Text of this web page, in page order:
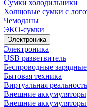
Сумки холодильники
Холщовые сумки с
Чемоданы
ЭКО-сумки
Электроника
Электроника
USB разветвитель
Беспроводные
Бытовая техника
Виртуальная
Внешние аккумуляторы
Внешние аккумуляторы